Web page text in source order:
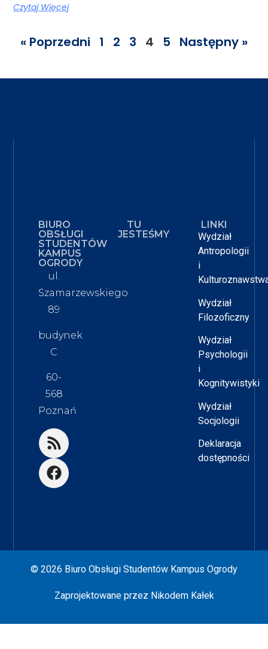
Czytaj Więcej
« Poprzedni 1 2 3 4 5 Następny »
BIURO
OBSŁUGI
STUDENTÓW
KAMPUS
OGRODY
ul.
Szamarzewskiego
89
budynek
C
60-
568
Poznań
TU
JESTEŚMY
LINKI
Wydział
Antropologii
i
Wydział
Filozoficzny
Wydział
Psychologii
i
Kognitywistyki
Wydział
Socjologii
Deklaracja
dostępności
© 2026 Biuro Obsługi Studentów Kampus Ogrody
Zaprojektowane przez Nikodem Kałek